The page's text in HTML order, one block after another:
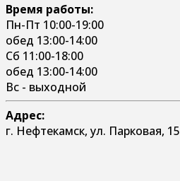
Время работы:
Пн-Пт 10:00-19:00
обед 13:00-14:00
Сб 11:00-18:00
обед 13:00-14:00
Вс - выходной
Адрес:
г. Нефтекамск, ул. Парковая, 15